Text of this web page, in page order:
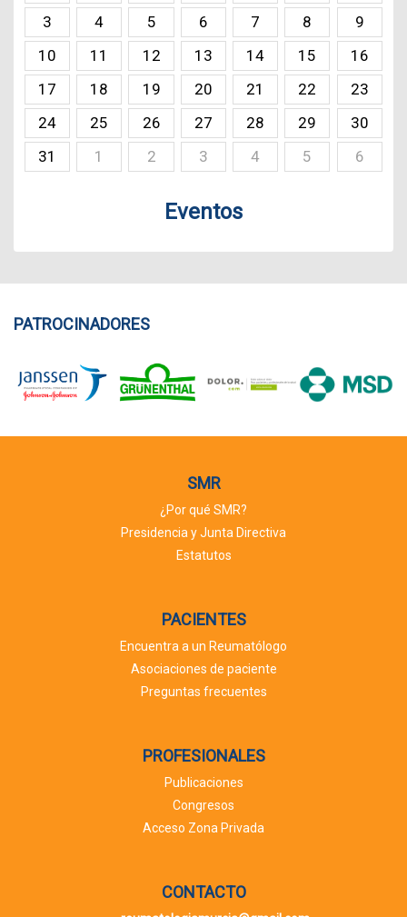
3
4 5 6 7 8
9
10
11 12 13 14 15
16
17
18 19 20 21 22
23
24
25 26 27 28 29
30
31
1 2 3 4 5 6
Eventos
PATROCINADORES
SMR
¿Por qué SMR?
Presidencia y Junta Directiva
Estatutos
PACIENTES
Encuentra a un Reumatólogo
Asociaciones de paciente
Preguntas frecuentes
PROFESIONALES
Publicaciones
Congresos
Acceso Zona Privada
CONTACTO